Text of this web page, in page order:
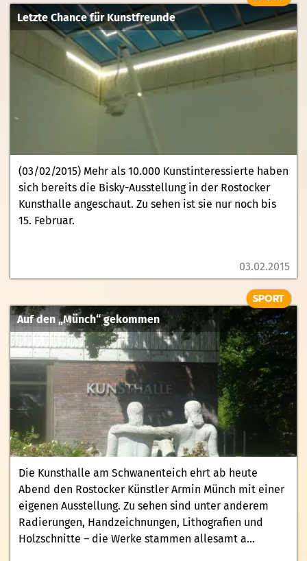
Letzte Chance für Kunstfreunde
(03/02/2015) Mehr als 10.000 Kunstinteressierte haben
sich bereits die Bisky-Ausstellung in der Rostocker
Kunsthalle angeschaut. Zu sehen ist sie nur noch bis
15. Februar.
03.02.2015
Auf den „Münch“ gekommen
SPORT
Die Kunsthalle am Schwanenteich ehrt ab heute
Abend den Rostocker Künstler Armin Münch mit einer
eigenen Ausstellung. Zu sehen sind unter anderem
Radierungen, Handzeichnungen, Lithografien und
Holzschnitte – die Werke stammen allesamt a...